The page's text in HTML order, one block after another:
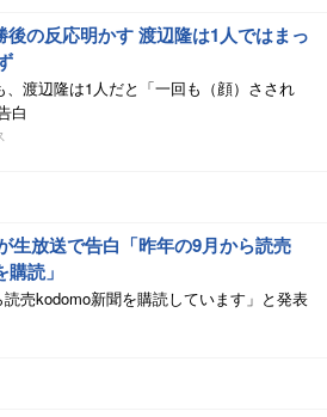
後の反応明かす 渡辺隆は1人ではまっ
、渡辺隆は1人だと「一回も（顔）さされ
白
生放送で告白「昨年の9月から読売
読」
読売kodomo新聞を購読しています」と発表